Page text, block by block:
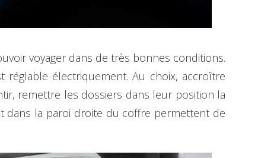
voyager dans de très bonnes conditions.
réglable électriquement. Au choix, accroître
remettre les dossiers dans leur position la
dans la paroi droite du coffre permettent de